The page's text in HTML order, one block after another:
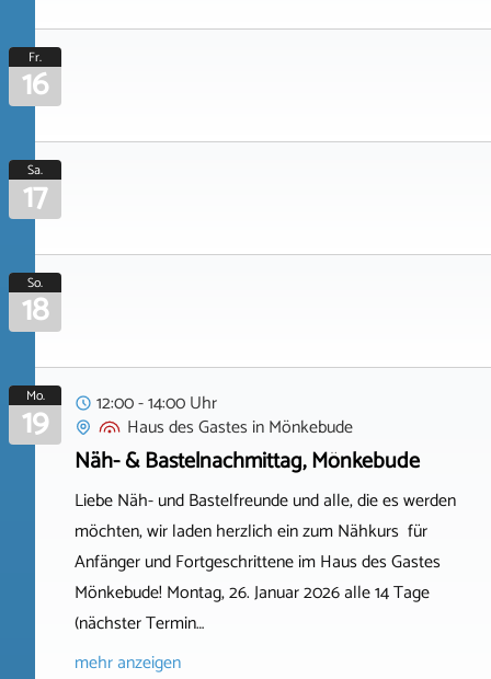
Fr.
16
Sa.
17
So.
18
Mo.
19
12:00 - 14:00 Uhr
Haus des Gastes inMönkebude
Näh- & Bastelnachmittag, Mönkebude
Liebe Näh- und Bastelfreunde und alle, die es werden
möchten, wir laden herzlich ein zum Nähkurs für
Anfänger und Fortgeschrittene im Haus des Gastes
Mönkebude! Montag, 26. Januar 2026 alle 14 Tage
(nächster Termin…
mehr anzeigen